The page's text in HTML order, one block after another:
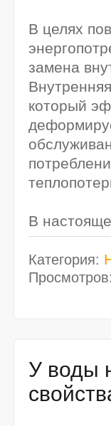
В целях
замена
который
В
Категория:
Просмотров:
У воды